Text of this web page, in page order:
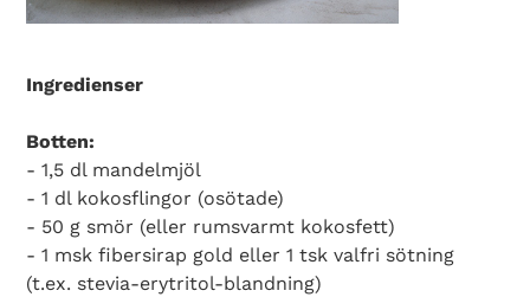
Ingredienser
Botten:
- 1,5 dl mandelmjöl
- 1 dl kokosflingor (osötade)
- 50 g smör (eller rumsvarmt kokosfett)
- 1 msk fibersirap gold eller 1 tsk valfri sötning
(t.ex. stevia-erytritol-blandning)